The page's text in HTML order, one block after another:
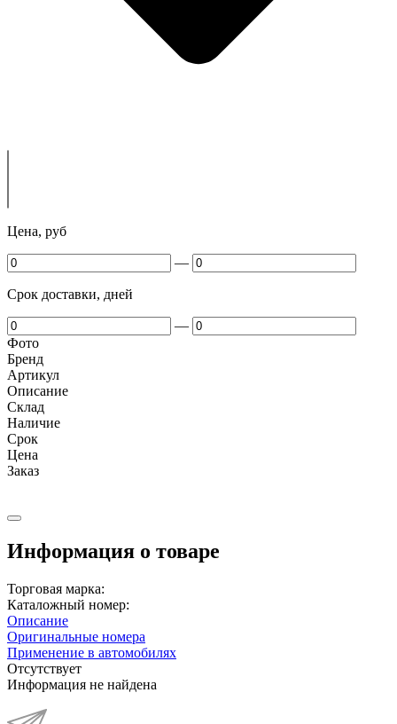
Цена, руб
—
Срок доставки, дней
—
Фото
Бренд
Артикул
Описание
Cклад
Наличие
Срок
Цена
Заказ
Информация о товаре
Торговая марка:
Каталожный номер:
Описание
Оригинальные номера
Применение в автомобилях
Отсутствует
Информация не найдена